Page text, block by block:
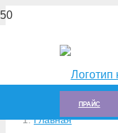
ПРАЙС
Главная